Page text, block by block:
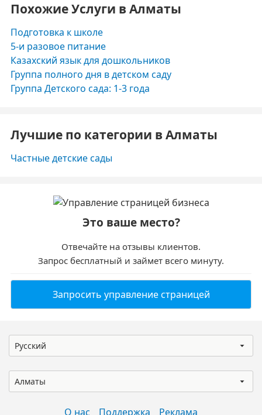
Похожие Услуги в Алматы
Подготовка к школе
5-и разовое питание
Казахский язык для дошкольников
Группа полного дня в детском саду
Группа Детского сада: 1-3 года
Лучшие по категории в Алматы
Частные детские сады
Это ваше место?
Отвечайте на отзывы клиентов.
Запрос бесплатный и займет всего минуту.
Запросить управление страницей
Русский
Алматы
О нас Поддержка Реклама